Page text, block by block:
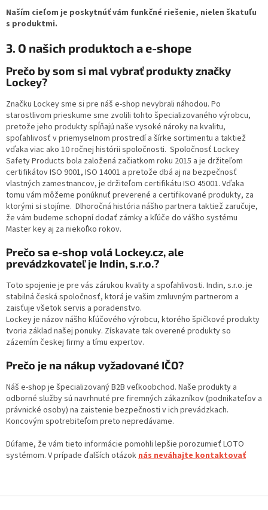
Naším cieľom je poskytnúť vám funkčné riešenie, nielen škatuľu
s produktmi.
3. O našich produktoch a e-shope
Prečo by som si mal vybrať produkty značky
Lockey?
Značku Lockey sme si pre náš e-shop nevybrali náhodou. Po
starostlivom prieskume sme zvolili tohto špecializovaného výrobcu,
pretože jeho produkty spĺňajú naše vysoké nároky na kvalitu,
spoľahlivosť v priemyselnom prostredí a šírke sortimentu a taktiež
vďaka viac ako 10 ročnej histórii spoločnosti. Spoločnosť Lockey
Safety Products bola založená začiatkom roku 2015 a je držiteľom
certifikátov ISO 9001, ISO 14001 a pretože dbá aj na bezpečnosť
vlastných zamestnancov, je držiteľom certifikátu ISO 45001. Vďaka
tomu vám môžeme ponúknuť preverené a certifikované produkty, za
ktorými si stojíme. Dlhoročná história nášho partnera taktiež zaručuje,
že vám budeme schopní dodať zámky a kľúče do vášho systému
Master key aj za niekoľko rokov.
Prečo sa e-shop volá Lockey.cz, ale
prevádzkovateľ je Indin, s.r.o.?
Toto spojenie je pre vás zárukou kvality a spoľahlivosti. Indin, s.r.o. je
stabilná česká spoločnosť, ktorá je vašim zmluvným partnerom a
zaisťuje všetok servis a poradenstvo.
Lockey je názov nášho kľúčového výrobcu, ktorého špičkové produkty
tvoria základ našej ponuky. Získavate tak overené produkty so
zázemím českej firmy a tímu expertov.
Prečo je na nákup vyžadované IČO?
Náš e-shop je špecializovaný B2B veľkoobchod. Naše produkty a
odborné služby sú navrhnuté pre firemných zákazníkov (podnikateľov a
právnické osoby) na zaistenie bezpečnosti v ich prevádzkach.
Koncovým spotrebiteľom preto nepredávame.
Dúfame, že vám tieto informácie pomohli lepšie porozumieť LOTO
systémom. V prípade ďalších otázoknás neváhajte kontaktovať